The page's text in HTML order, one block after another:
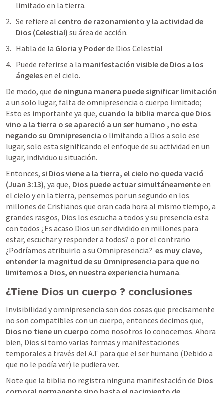
limitado en la tierra.
Se refiere al centro de razonamiento y la actividad de
Dios (Celestial) su área de acción.
Habla de la Gloria y Poder de Dios Celestial
Puede referirse a la manifestación visible de Dios a los
ángeles en el cielo.
De modo, que
a un solo lugar, falta de omnipresencia o cuerpo limitado;
Esto es importante ya que, cuando la biblia marca que Dios
vino a la tierra o se apareció a un ser humano , no esta
negando su Omnipresencia o limitando a Dios a solo ese
lugar, solo esta significando el enfoque de su actividad en un
lugar, individuo u situación.
Entonces, si Dios viene a la tierra, el cielo no queda vació
(Juan 3:13), ya que, Dios puede actuar simultáneamente en
el cielo y en la tierra, pensemos por un segundo en los
millones de Cristianos que oran cada hora al mismo tiempo, a
grandes rasgos, Dios los escucha a todos y su presencia esta
con todos ¿Es acaso Dios un ser dividido en millones para
estar, escuchar y responder a todos? o por el contrario
¿Podríamos atribuirlo a su Omnipresencia?
  es muy clave,
entender la magnitud de su Omnipresencia para que no
limitemos a Dios, en nuestra experiencia humana.
¿Tiene Dios un cuerpo ? conclusiones
Invisibilidad y omnipresencia son dos cosas que precisamente
Dios no tiene un cuerpo como nosotros lo conocemos. Ahora
bien, Dios si tomo varias formas y manifestaciones
temporales a través del A.T para que el ser humano (Debido a
que no le podía ver) le pudiera ver.
Note que la biblia no registra ninguna manifestación de Dios
corporal permanente sino hasta el nacimiento de